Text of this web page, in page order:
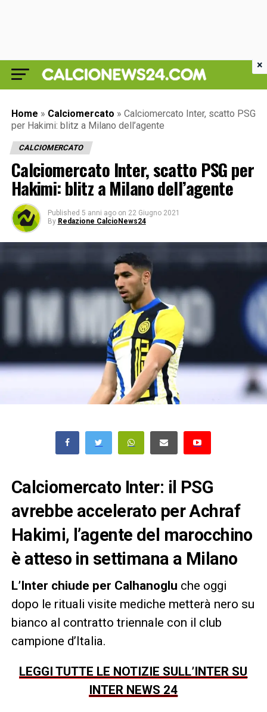
Home » Calciomercato » Calciomercato Inter, scatto PSG
per Hakimi: blitz a Milano dell’agente
CALCIOMERCATO
Calciomercato Inter, scatto PSG per
Hakimi: blitz a Milano dell’agente
Published 5 anni ago on 22 Giugno 2021
By Redazione CalcioNews24
Calciomercato Inter: il PSG
avrebbe accelerato per Achraf
Hakimi, l’agente del marocchino
è atteso in settimana a Milano
L’Inter chiude per Calhanoglu che oggi
dopo le rituali visite mediche metterà nero su
bianco al contratto triennale con il club
campione d’Italia.
LEGGI TUTTE LE NOTIZIE SULL’INTER SU
INTER NEWS 24
×